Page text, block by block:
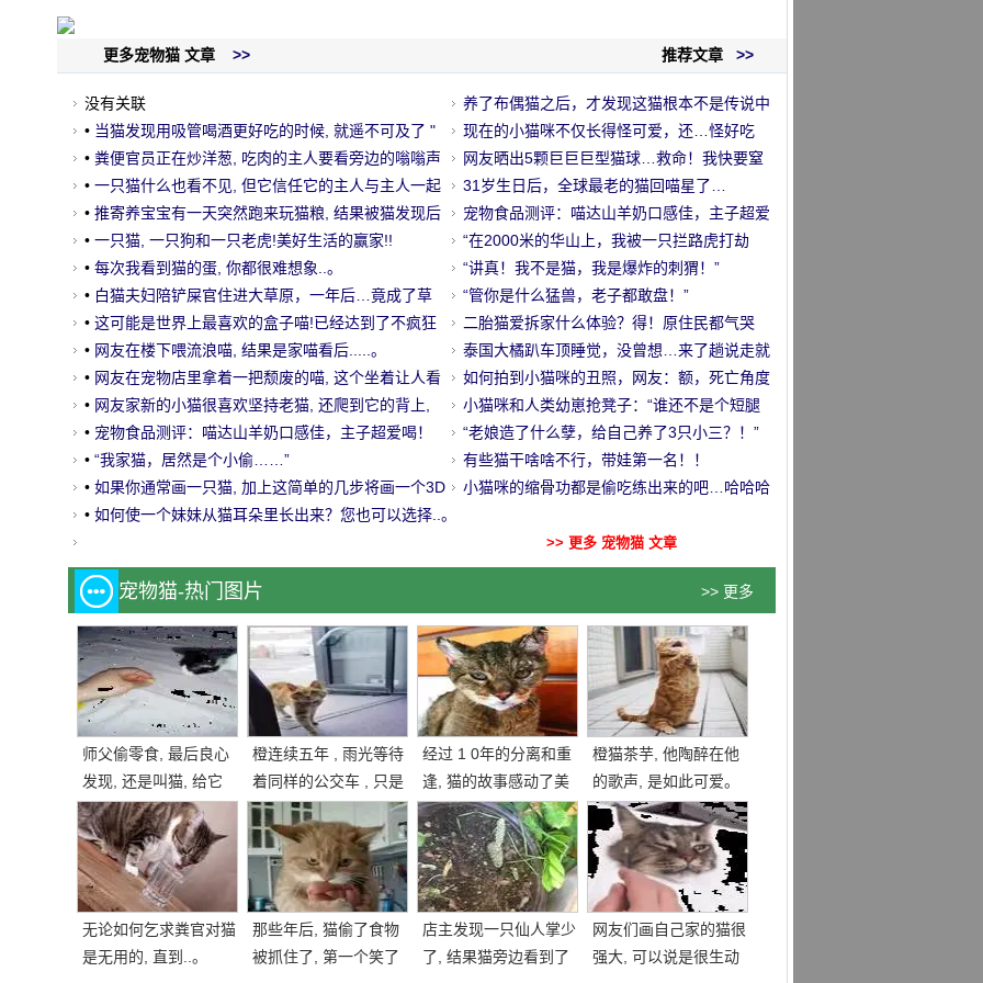
推荐文章 >>
更多宠物猫 文章 >>
养了布偶猫之后，才发现这猫根本不是传说中
的那么回事
现在的小猫咪不仅长得怪可爱，还…怪好吃
的！
网友晒出5颗巨巨巨型猫球…救命！我快要窒
息了！
31岁生日后，全球最老的猫回喵星了…
宠物食品测评：喵达山羊奶口感佳，主子超爱
喝！
“在2000米的华山上，我被一只拦路虎打劫
了…”
“讲真！我不是猫，我是爆炸的刺猬！”
“管你是什么猛兽，老子都敢盘！”
二胎猫爱拆家什么体验？得！原住民都气哭
了…
泰国大橘趴车顶睡觉，没曾想…来了趟说走就
走的旅行哈哈哈！
如何拍到小猫咪的丑照，网友：额，死亡角度
试试？
小猫咪和人类幼崽抢凳子：“谁还不是个短腿
啊？！”
“老娘造了什么孽，给自己养了3只小三？！”
有些猫干啥啥不行，带娃第一名！！
小猫咪的缩骨功都是偷吃练出来的吧…哈哈哈
没有关联
• 当猫发现用吸管喝酒更好吃的时候, 就遥不可及了 "
• 粪便官员正在炒洋葱, 吃肉的主人要看旁边的嗡嗡声
• 一只猫什么也看不见, 但它信任它的主人与主人一起
攀登这座山。
• 推寄养宝宝有一天突然跑来玩猫粮, 结果被猫发现后
回家.....。
• 一只猫, 一只狗和一只老虎!美好生活的赢家!!
• 每次我看到猫的蛋, 你都很难想象..。
• 白猫夫妇陪铲屎官住进大草原，一年后…竟成了草
原一霸！哈哈哈哈
• 这可能是世界上最喜欢的盒子喵!已经达到了不疯狂
不生存的地步..。
• 网友在楼下喂流浪喵, 结果是家喵看后.....。
• 网友在宠物店里拿着一把颓废的喵, 这个坐着让人看
到好思考..。
• 网友家新的小猫很喜欢坚持老猫, 还爬到它的背上,
和老猫.....。
• 宠物食品测评：喵达山羊奶口感佳，主子超爱喝！
• “我家猫，居然是个小偷……”
• 如果你通常画一只猫, 加上这简单的几步将画一个3D
立体声猫, 但..。
• 如何使一个妹妹从猫耳朵里长出来？您也可以选择..。
>> 更多 宠物猫 文章
宠物猫-热门图片 >> 更多
师父偷零食, 最后良心
发现, 还是叫猫, 给它
一块, 结果.....。
橙连续五年 , 雨光等待
着同样的公交车 , 只是
为了找到主人的记忆 .
. . . . 。
经过 1 0年的分离和重
逢, 猫的故事感动了美
国网民
橙猫茶芋, 他陶醉在他
的歌声, 是如此可爱。
无论如何乞求粪官对猫
是无用的, 直到..。
那些年后, 猫偷了食物
被抓住了, 第一个笑了
店主发现一只仙人掌少
了, 结果猫旁边看到了
网友们画自己家的猫很
强大, 可以说是很生动